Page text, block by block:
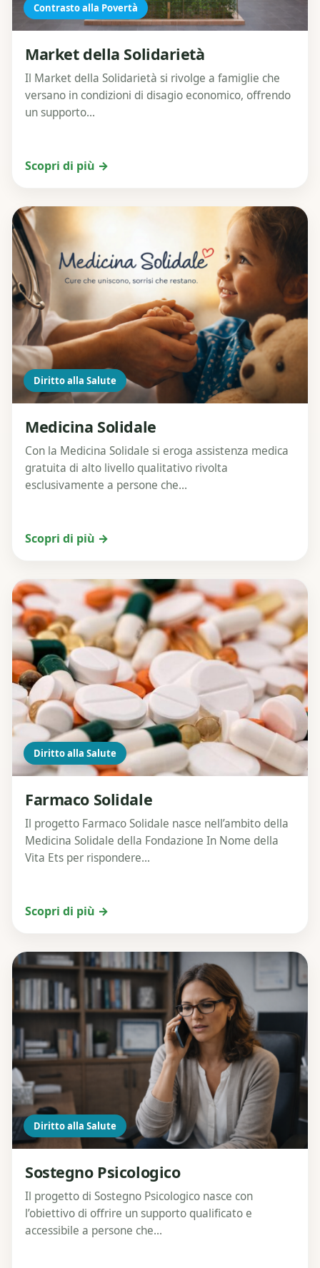
Contrasto alla Povertà
Market della Solidarietà
Il Market della Solidarietà si rivolge a famiglie che
versano in condizioni di disagio economico, offrendo
un supporto...
Scopri di più →
Diritto alla Salute
Medicina Solidale
Con la Medicina Solidale si eroga assistenza medica
gratuita di alto livello qualitativo rivolta
esclusivamente a persone che...
Scopri di più →
Diritto alla Salute
Farmaco Solidale
Il progetto Farmaco Solidale nasce nell’ambito della
Medicina Solidale della Fondazione In Nome della
Vita Ets per rispondere...
Scopri di più →
Diritto alla Salute
Sostegno Psicologico
Il progetto di Sostegno Psicologico nasce con
l’obiettivo di offrire un supporto qualificato e
accessibile a persone che...